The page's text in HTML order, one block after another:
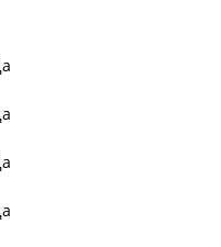
по мнению
июля, сентября и